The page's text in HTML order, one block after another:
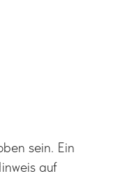
sein. Ein
auf